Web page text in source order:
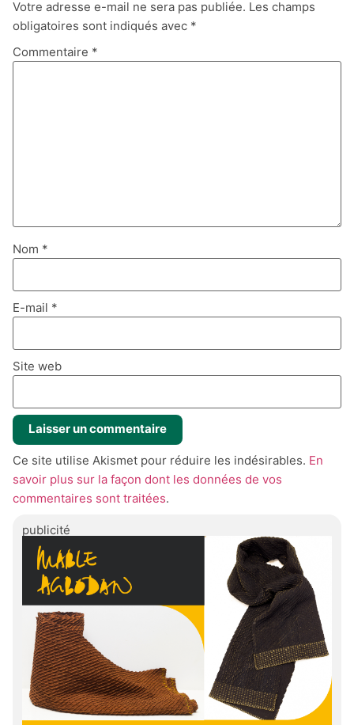
Votre adresse e-mail ne sera pas publiée. Les champs
obligatoires sont indiqués avec *
Commentaire *
Nom *
E-mail *
Site web
Ce site utilise Akismet pour réduire les indésirables. En
savoir plus sur la façon dont les données de vos
commentaires sont traitées.
publicité